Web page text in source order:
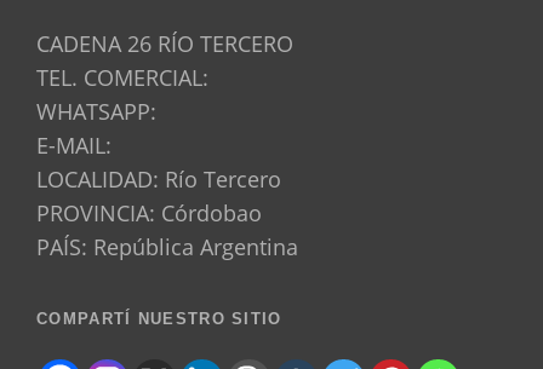
CADENA 26 RÍO TERCERO
TEL. COMERCIAL:
WHATSAPP:
E-MAIL:
LOCALIDAD: Río Tercero
PROVINCIA: Córdobao
PAÍS: República Argentina
COMPARTÍ NUESTRO SITIO